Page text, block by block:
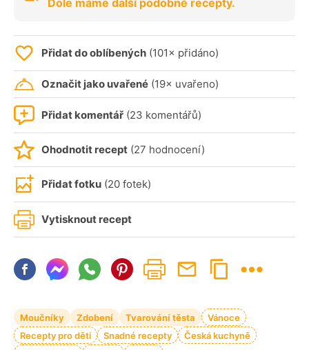
Dole máme další podobné recepty.
Přidat do oblíbených (101× přidáno)
Označit jako uvařené (19× uvařeno)
Přidat komentář (23 komentářů)
Ohodnotit recept (27 hodnocení)
Přidat fotku (20 fotek)
Vytisknout recept
Moučníky Zdobení Tvarování těsta
Vánoce
Recepty pro děti
Snadné recepty
Česká kuchyně